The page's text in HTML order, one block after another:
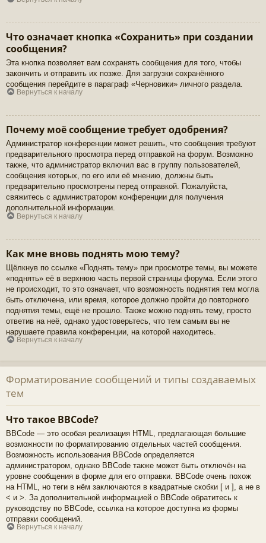
Что означает кнопка «Сохранить» при создании
сообщения?
Эта кнопка позволяет вам сохранять сообщения для того, чтобы
закончить и отправить их позже. Для загрузки сохранённого
сообщения перейдите в параграф «Черновики» личного раздела.
Вернуться к началу
Почему моё сообщение требует одобрения?
Администратор конференции может решить, что сообщения требуют
предварительного просмотра перед отправкой на форум. Возможно
также, что администратор включил вас в группу пользователей,
сообщения которых, по его или её мнению, должны быть
предварительно просмотрены перед отправкой. Пожалуйста,
свяжитесь с администратором конференции для получения
дополнительной информации.
Вернуться к началу
Как мне вновь поднять мою тему?
Щёлкнув по ссылке «Поднять тему» при просмотре темы, вы можете
«поднять» её в верхнюю часть первой страницы форума. Если этого
не происходит, то это означает, что возможность поднятия тем могла
быть отключена, или время, которое должно пройти до повторного
поднятия темы, ещё не прошло. Также можно поднять тему, просто
ответив на неё, однако удостоверьтесь, что тем самым вы не
нарушаете правила конференции, на которой находитесь.
Вернуться к началу
Форматирование сообщений и типы создаваемых
тем
Что такое BBCode?
BBCode — это особая реализация HTML, предлагающая большие
возможности по форматированию отдельных частей сообщения.
Возможность использования BBCode определяется
администратором, однако BBCode также может быть отключён на
уровне сообщения в форме для его отправки. BBCode очень похож
на HTML, но теги в нём заключаются в квадратные скобки [ и ], а не в
< и >. За дополнительной информацией о BBCode обратитесь к
руководству по BBCode, ссылка на которое доступна из формы
отправки сообщений.
Вернуться к началу